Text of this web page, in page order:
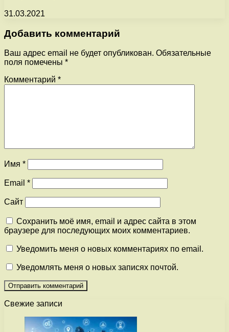
31.03.2021
Добавить комментарий
Ваш адрес email не будет опубликован. Обязательные
поля помечены *
Комментарий *
Имя *
Email *
Сайт
Сохранить моё имя, email и адрес сайта в этом
браузере для последующих моих комментариев.
Уведомить меня о новых комментариях по email.
Уведомлять меня о новых записях почтой.
Свежие записи